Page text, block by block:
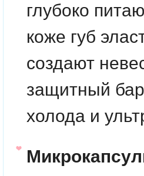
глубоко
коже губ
создают
защитный
холода и